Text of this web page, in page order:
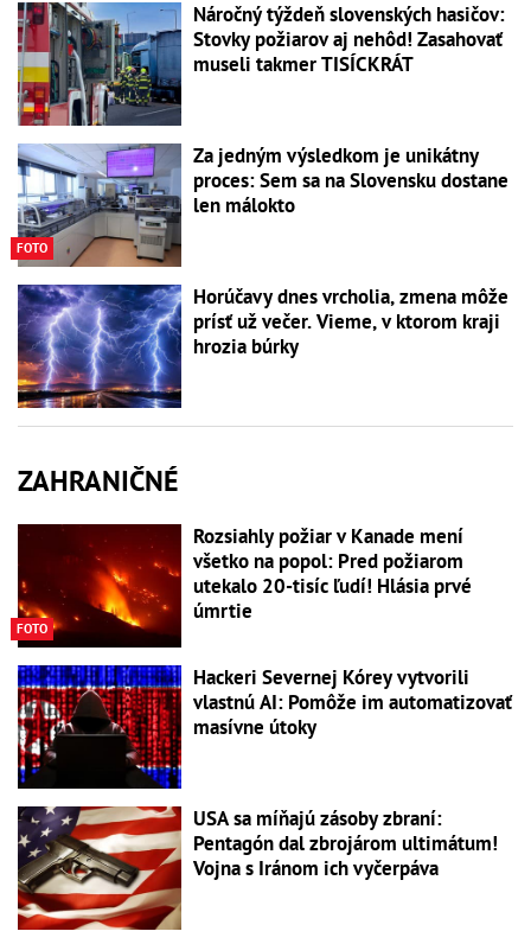
Náročný týždeň slovenských hasičov:
Stovky požiarov aj nehôd! Zasahovať
museli takmer TISÍCKRÁT
FOTO
Za jedným výsledkom je unikátny
proces: Sem sa na Slovensku dostane
len málokto
Horúčavy dnes vrcholia, zmena môže
prísť už večer. Vieme, v ktorom kraji
hrozia búrky
ZAHRANIČNÉ
FOTO
Rozsiahly požiar v Kanade mení
všetko na popol: Pred požiarom
utekalo 20-tisíc ľudí! Hlásia prvé
úmrtie
Hackeri Severnej Kórey vytvorili
vlastnú AI: Pomôže im automatizovať
masívne útoky
USA sa míňajú zásoby zbraní:
Pentagón dal zbrojárom ultimátum!
Vojna s Iránom ich vyčerpáva